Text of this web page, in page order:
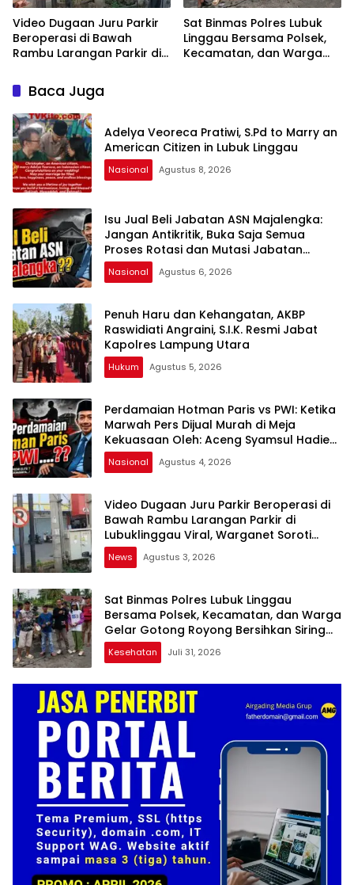
Video Dugaan Juru Parkir
Beroperasi di Bawah
Rambu Larangan Parkir di
Warganet Soroti Dugaan
Pelanggaran
Sat Binmas Polres Lubuk
Linggau Bersama Polsek,
Kecamatan, dan Warga
Baca Juga
Adelya Veoreca Pratiwi, S.Pd to Marry an
American Citizen in Lubuk Linggau
Nasional Agustus 8, 2026
Isu Jual Beli Jabatan ASN Majalengka:
Jangan Antikritik, Buka Saja Semua
Proses Rotasi dan Mutasi Jabatan
kepada Publik Oleh: Aceng Syamsul
Hadie, S.Sos., MM. Ketua Dewan Pembina
Nasional Agustus 6, 2026
Penuh Haru dan Kehangatan, AKBP
Raswidiati Angraini, S.I.K. Resmi Jabat
Kapolres Lampung Utara
Hukum Agustus 5, 2026
Perdamaian Hotman Paris vs PWI: Ketika
Marwah Pers Dijual Murah di Meja
Kekuasaan Oleh: Aceng Syamsul Hadie
(ASH)”
Nasional Agustus 4, 2026
Video Dugaan Juru Parkir Beroperasi di
Bawah Rambu Larangan Parkir di
Lubuklinggau Viral, Warganet Soroti
Dugaan Pelanggaran
News Agustus 3, 2026
Sat Binmas Polres Lubuk Linggau
Bersama Polsek, Kecamatan, dan Warga
Gelar Gotong Royong Bersihkan Siring
Agung
Kesehatan Juli 31, 2026